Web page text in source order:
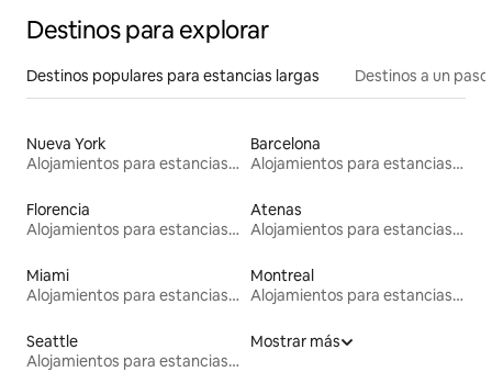
Destinos para explorar
Destinos populares para estancias largas Destinos a un
Nueva York
Alojamientos para estancias largas
Barcelona
Alojamientos para estancias largas
Florencia
Alojamientos para estancias largas
Atenas
Alojamientos para estancias largas
Miami
Alojamientos para estancias largas
Montreal
Alojamientos para estancias largas
Seattle
Alojamientos para estancias largas
Mostrar más